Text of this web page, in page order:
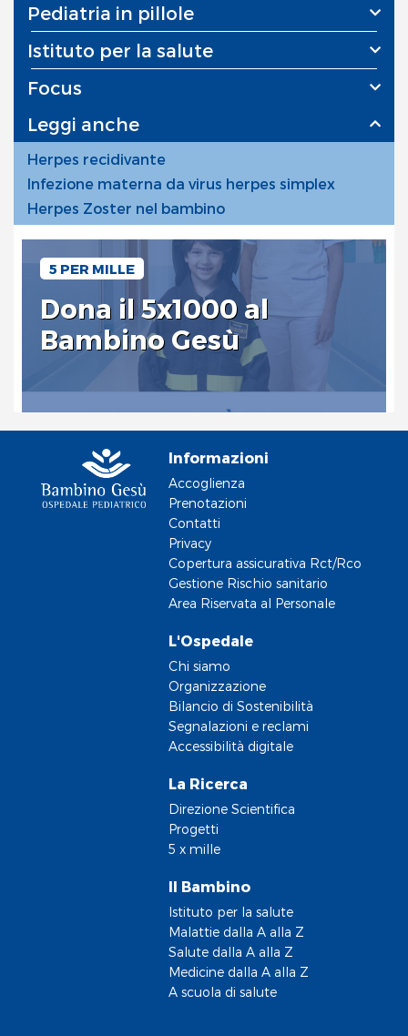
Pediatria in pillole
Istituto per la salute
Focus
Leggi anche
Herpes recidivante
Infezione materna da virus herpes simplex
Herpes Zoster nel bambino
5 PER MILLE
Dona il 5x1000 al
Bambino Gesù
Informazioni
Accoglienza
Prenotazioni
Contatti
Privacy
Copertura assicurativa Rct/Rco
Gestione Rischio sanitario
Area Riservata al Personale
L'Ospedale
Chi siamo
Organizzazione
Bilancio di Sostenibilità
Segnalazioni e reclami
Accessibilità digitale
La Ricerca
Direzione Scientifica
Progetti
5 x mille
Il Bambino
Istituto per la salute
Malattie dalla A alla Z
Salute dalla A alla Z
Medicine dalla A alla Z
A scuola di salute